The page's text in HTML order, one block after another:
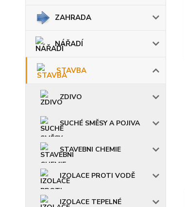
ZAHRADA
NÁŘADÍ
STAVBA
ZDIVO
SUCHÉ SMĚSY A POJIVA
STAVEBNI CHEMIE
IZOLACE PROTI VODĚ
IZOLACE TEPELNÉ